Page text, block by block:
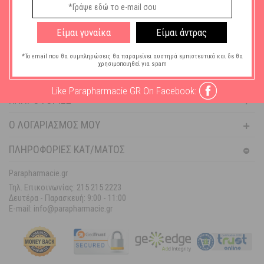
ΓΥΝΑΊΚΑ ΆΝΔΡΑΣ
ΒΟΉΘΕΙΑ
Ο ΛΟΓΑΡΙΑΣΜΌΣ ΜΟΥ
ΠΛΗΡΟΦΟΡΙΕΣ ΚΑΤ/ΜΑΤΟΣ
Parapharmacie.gr
Τηλ. Επικοινωνίας: 215 215 2223
Δευτέρα - Παρασκευή: 9:00 - 11:00
E-mail: info@parapharmacie.gr
Είμαι γυναίκα Είμαι άντρας
*Το email που θα συμπληρώσεις θα παραμείνει αυστηρά εμπιστευτικό και δε θα
χρησιμοποιηθεί για spam
Like Parapharmacie GR On Facebook: